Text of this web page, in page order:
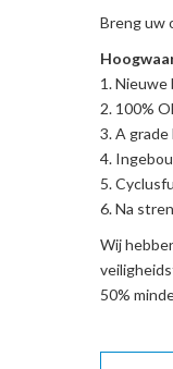
Breng uw
Nieuwe
100%
A grade
Na
Wij
50%